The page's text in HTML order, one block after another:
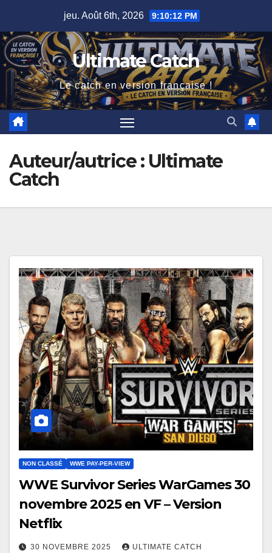
content
jeu. Août 6th, 2026 9:10:13 PM
Ultimate Catch
Le catch en version française !
Auteur/autrice : Ultimate
Catch
NON CLASSÉ WWE PAY-PER-VIEW
WWE Survivor Series WarGames 30
novembre 2025 en VF – Version
Netflix
30 NOVEMBRE 2025 ULTIMATE CATCH